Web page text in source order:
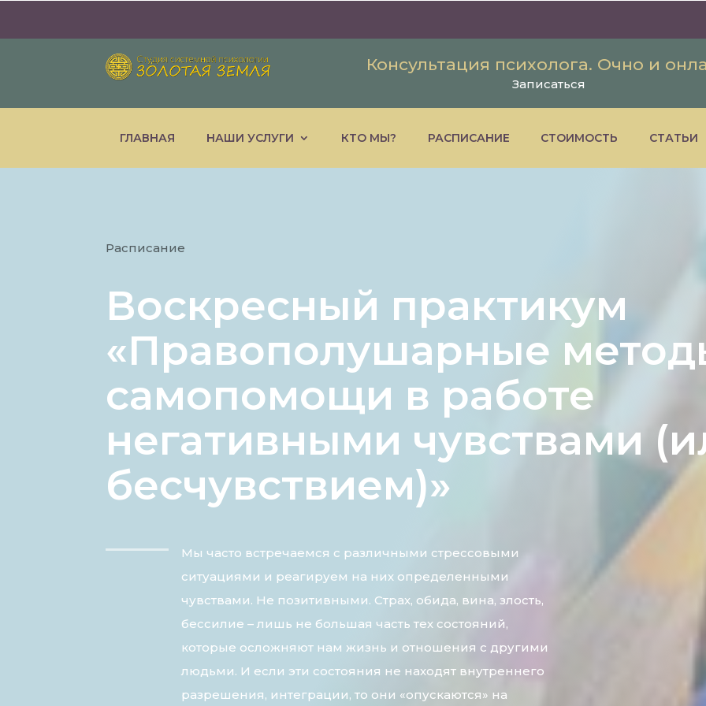
Консультация психолога. Очно и
Записаться
ГЛАВНАЯ НАШИ УСЛУГИ КТО МЫ? РАСПИСАНИЕ СТОИМОСТЬ СТАТЬИ
Расписание
Воскресный практикум
«Правополушарные
самопомощи в работе
негативными чувствами
бесчувствием)»
Мы часто встречаемся с различными стрессовыми
ситуациями и реагируем на них определенными
чувствами. Не позитивными. Страх, обида, вина, злость,
бессилие – лишь не большая часть тех состояний,
которые осложняют нам жизнь и отношения с другими
людьми. И если эти состояния не находят внутреннего
разрешения, интеграции, то они «опускаются» на